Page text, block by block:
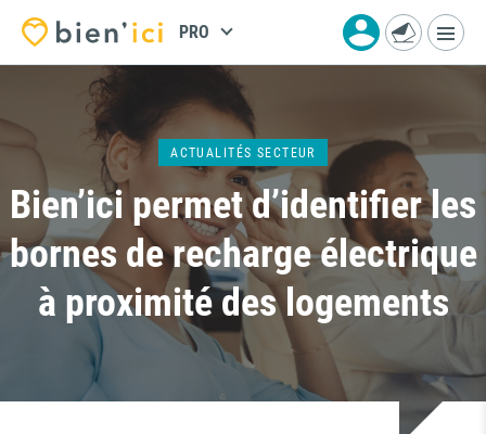
PRO
ACTUALITÉS SECTEUR
Bien’ici permet d’identifier les
bornes de recharge électrique
à proximité des logements